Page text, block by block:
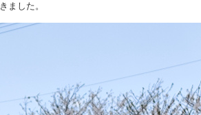
ました。